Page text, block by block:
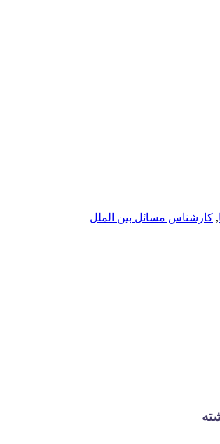
, کارشناس مسائل بین الملل